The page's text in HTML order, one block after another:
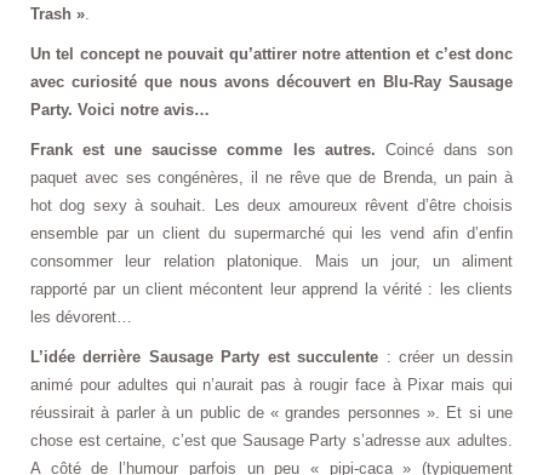
Trash »
Un tel concept ne pouvait qu’attirer notre attention et c’est donc
avec curiosité que nous avons découvert en Blu-Ray Sausage
Party. Voici notre avis…
Frank est une saucisse comme les autres. Coincé dans son
paquet avec ses congénères, il ne rêve que de Brenda, un pain à
hot dog sexy à souhait. Les deux amoureux rêvent d’être choisis
ensemble par un client du supermarché qui les vend afin d’enfin
consommer leur relation platonique. Mais un jour, un aliment
rapporté par un client mécontent leur apprend la vérité : les clients
les dévorent…
L’idée derrière Sausage Party est succulente : créer un dessin
animé pour adultes qui n’aurait pas à rougir face à Pixar mais qui
réussirait à parler à un public de « grandes personnes ». Et si une
chose est certaine, c’est que Sausage Party s’adresse aux adultes.
A côté de l’humour parfois un peu « pipi-caca » (typiquement